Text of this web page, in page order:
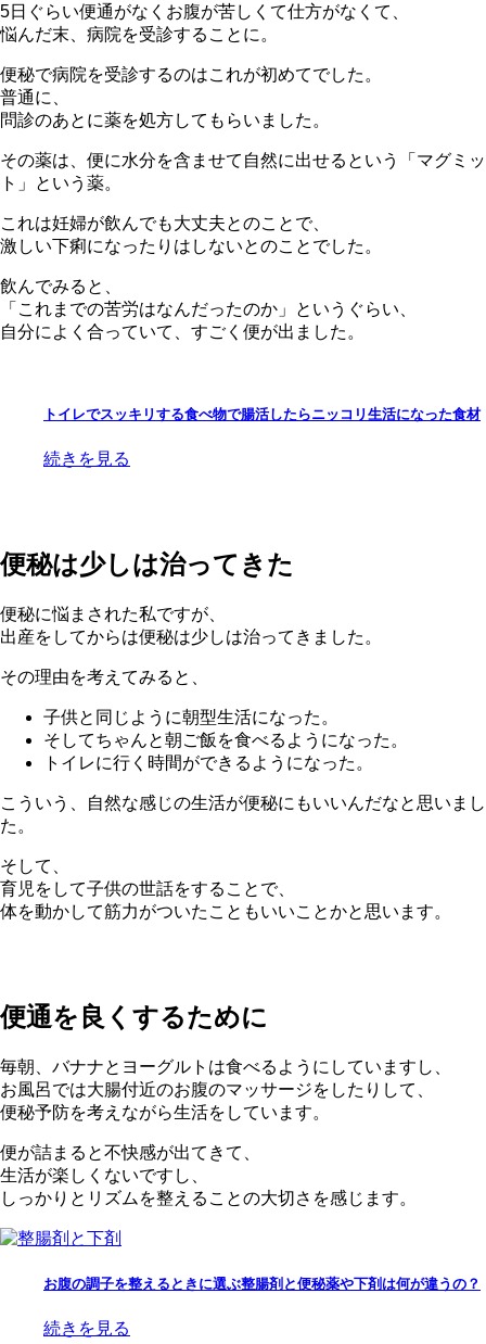
5日ぐらい便通がなくお腹が苦しくて仕方がなくて、
悩んだ末、病院を受診することに。
便秘で病院を受診するのはこれが初めてでした。
普通に、
問診のあとに薬を処方してもらいました。
その薬は、便に水分を含ませて自然に出せるという「マグミッ
ト」という薬。
これは妊婦が飲んでも大丈夫とのことで、
激しい下痢になったりはしないとのことでした。
飲んでみると、
「これまでの苦労はなんだったのか」というぐらい、
自分によく合っていて、すごく便が出ました。
トイレでスッキリする食べ物で腸活したらニッコリ生活になった食材
続きを見る
便秘は少しは治ってきた
便秘に悩まされた私ですが、
出産をしてからは便秘は少しは治ってきました。
その理由を考えてみると、
子供と同じように朝型生活になった。
そしてちゃんと朝ご飯を食べるようになった。
トイレに行く時間ができるようになった。
こういう、自然な感じの生活が便秘にもいいんだなと思いまし
た。
そして、
育児をして子供の世話をすることで、
体を動かして筋力がついたこともいいことかと思います。
便通を良くするために
毎朝、バナナとヨーグルトは食べるようにしていますし、
お風呂では大腸付近のお腹のマッサージをしたりして、
便秘予防を考えながら生活をしています。
便が詰まると不快感が出てきて、
生活が楽しくないですし、
しっかりとリズムを整えることの大切さを感じます。
お腹の調子を整えるときに選ぶ整腸剤と便秘薬や下剤は何が違うの？
続きを見る